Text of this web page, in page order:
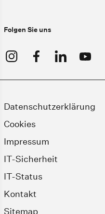
Folgen Sie uns
Datenschutzerklärung
Cookies
Impressum
IT-Sicherheit
IT-Status
Kontakt
Sitemap